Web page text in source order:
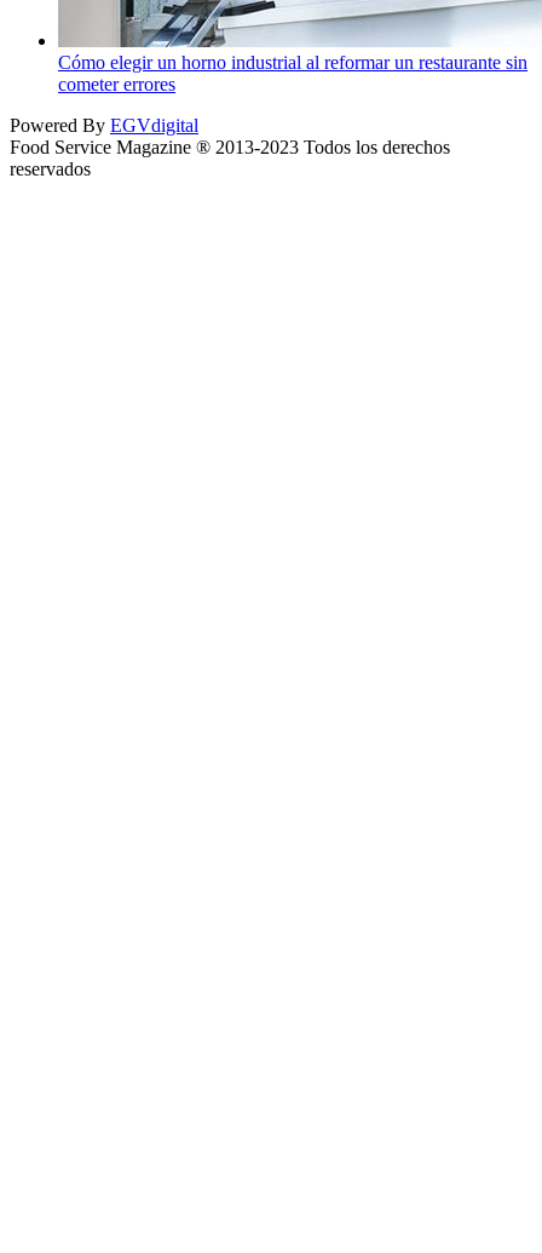
Cómo elegir un horno industrial al reformar un restaurante sin
cometer errores
Powered By EGVdigital
Food Service Magazine ® 2013-2023 Todos los derechos
reservados